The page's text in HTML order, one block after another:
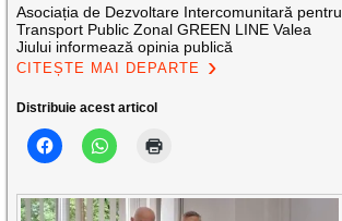
Asociația de Dezvoltare Intercomunitară pentru
Transport Public Zonal GREEN LINE Valea
Jiului informează opinia publică
CITEȘTE MAI DEPARTE
Distribuie acest articol